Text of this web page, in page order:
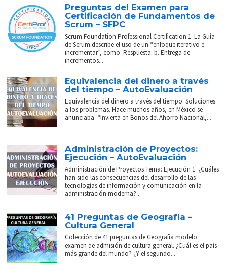
Preguntas del Examen para
Certificación de Fundamentos de
Scrum – SFPC
Scrum Foundation Professional Certification 1. La Guía
de Scrum describe el uso de un “enfoque iterativo e
incrementar”, como: Respuesta: b. Entrega de
incrementos...
Equivalencia del dinero a través
del tiempo – AutoEvaluación
Equivalencia del dinero a través del tiempo. Soluciones
a los problemas. Hace muchos años, en México se
anunciaba: “Invierta en Bonos del Ahorro Nacional,...
Administración de Proyectos:
Ejecución – AutoEvaluación
Administración de Proyectos Tema: Ejecución 1. ¿Cuáles
han sido las consecuencias del desarrollo de las
tecnologías de información y comunicación en la
administración moderna?...
41 Preguntas de Geografía –
Cultura General
Colección de 41 preguntas de Geografía modelo
examen de admisión de cultura general. ¿Cuál es el país
más grande del mundo? ¿Y el segundo...